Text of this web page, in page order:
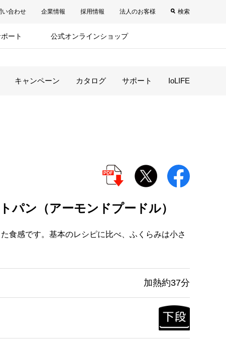
い合わせ 企業情報 採用情報 法人のお客様 検索
ート 公式オンラインショップ
キャンペーン カタログ サポート IoLIFE
パン（アーモンドプードル）
食感です。基本のレシピに比べ、ふくらみは小さ
加熱約37分